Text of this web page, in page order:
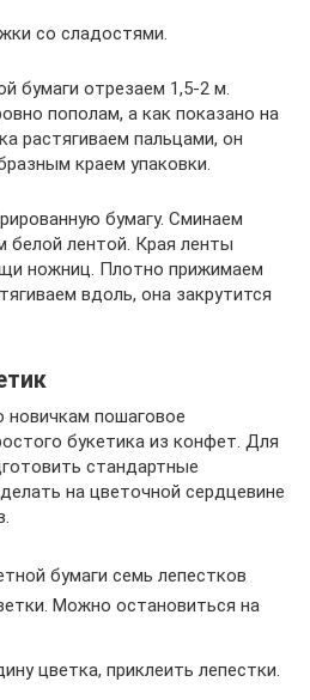
со сладостями.
бумаги отрезаем 1,5-2 м.
пополам, а как показано на
растягиваем пальцами, он
краем упаковки.
бумагу. Сминаем
белой лентой. Края ленты
ножниц. Плотно прижимаем
вдоль, она закрутится
новичкам пошаговое
букетика из конфет. Для
стандартные
на цветочной сердцевине
бумаги семь лепестков
Можно остановиться на
цветка, приклеить лепестки.